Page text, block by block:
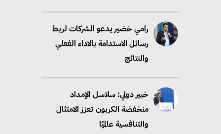
خبير دولي: سلاسل الإمداد
منخفضة الكربون تعزز الامتثال
والتنافسية عالميًا
“وزيرة البيئة الدكتورة ياسمين
فؤاد”.. منصب رفيع يعكس المكانة
التي باتت تحتلها الكفاءات المصرية